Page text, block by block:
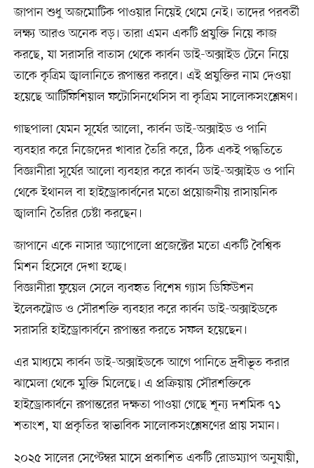
জাপান শুধু অজমোটিক পাওয়ার নিয়েই থেমে নেই। তাদের পরবর্তী
লক্ষ্য আরও অনেক বড়। তারা এমন একটি প্রযুক্তি নিয়ে কাজ
করছে, যা সরাসরি বাতাস থেকে কার্বন ডাই-অক্সাইড টেনে নিয়ে
তাকে কৃত্রিম জ্বালানিতে রূপান্তর করবে। এই প্রযুক্তির নাম দেওয়া
হয়েছে আর্টিফিশিয়াল ফটোসিনথেসিস বা কৃত্রিম সালোকসংশ্লেষণ।
গাছপালা যেমন সূর্যের আলো, কার্বন ডাই-অক্সাইড ও পানি
ব্যবহার করে নিজেদের খাবার তৈরি করে, ঠিক একই পদ্ধতিতে
বিজ্ঞানীরা সূর্যের আলো ব্যবহার করে কার্বন ডাই-অক্সাইড ও পানি
থেকে ইথানল বা হাইড্রোকার্বনের মতো প্রয়োজনীয় রাসায়নিক
জ্বালানি তৈরির চেষ্টা করছেন।
জাপানে একে নাসার অ্যাপোলো প্রজেক্টের মতো একটি বৈশ্বিক
মিশন হিসেবে দেখা হচ্ছে।
বিজ্ঞানীরা ফুয়েল সেলে ব্যবহৃত বিশেষ গ্যাস ডিফিউশন
ইলেকট্রোড ও সৌরশক্তি ব্যবহার করে কার্বন ডাই-অক্সাইডকে
সরাসরি হাইড্রোকার্বনে রূপান্তর করতে সফল হয়েছেন।
এর মাধ্যমে কার্বন ডাই-অক্সাইডকে আগে পানিতে দ্রবীভূত করার
ঝামেলা থেকে মুক্তি মিলেছে। এ প্রক্রিয়ায় সৌরশক্তিকে
হাইড্রোকার্বনে রূপান্তরের দক্ষতা পাওয়া গেছে শূন্য দশমিক ৭১
শতাংশ, যা প্রকৃতির স্বাভাবিক সালোকসংশ্লেষণের প্রায় সমান।
২০২৫ সালের সেপ্টেম্বর মাসে প্রকাশিত একটি রোডম্যাপ অনুযায়ী,